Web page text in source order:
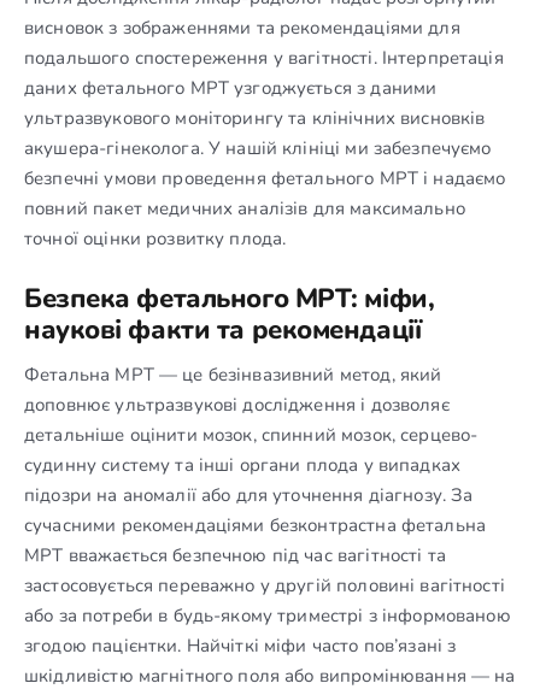
висновок з зображеннями та рекомендаціями для
подальшого спостереження у вагітності. Інтерпретація
даних фетального МРТ узгоджується з даними
ультразвукового моніторингу та клінічних висновків
акушера-гінеколога. У нашій клініці ми забезпечуємо
безпечні умови проведення фетального МРТ і надаємо
повний пакет медичних аналізів для максимально
точної оцінки розвитку плода.
Безпека фетального МРТ: міфи,
наукові факти та рекомендації
Фетальна МРТ — це безінвазивний метод, який
доповнює ультразвукові дослідження і дозволяє
детальніше оцінити мозок, спинний мозок, серцево-
судинну систему та інші органи плода у випадках
підозри на аномалії або для уточнення діагнозу. За
сучасними рекомендаціями безконтрастна фетальна
МРТ вважається безпечною під час вагітності та
застосовується переважно у другій половині вагітності
або за потреби в будь-якому триместрі з інформованою
згодою пацієнтки. Найчіткі міфи часто пов’язані з
шкідливістю магнітного поля або випромінювання — на